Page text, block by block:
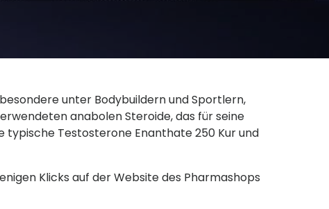
unter Bodybuildern und Sportlern,
anabolen Steroide, das für seine
typische Testosterone Enanthate 250 Kur und
Klicks auf der Website des Pharmashops